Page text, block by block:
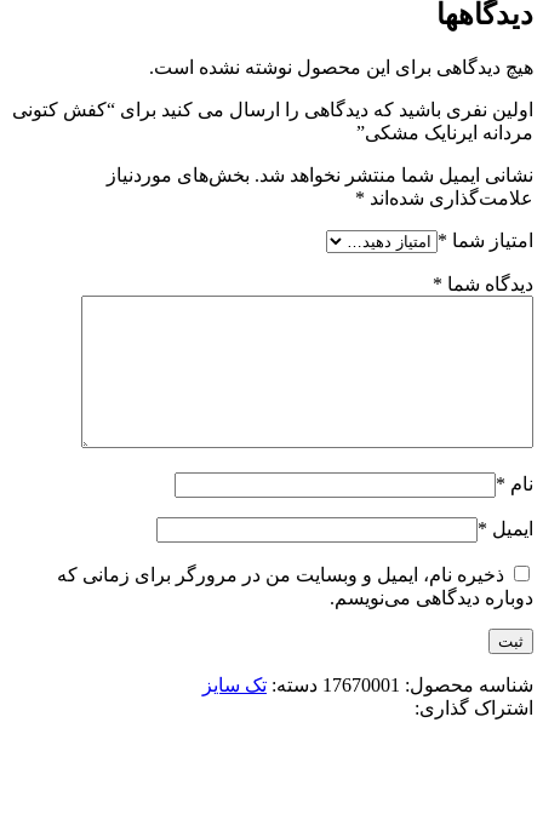
دیدگاهها
هیچ دیدگاهی برای این محصول نوشته نشده است.
اولین نفری باشید که دیدگاهی را ارسال می کنید برای “کفش کتونی
مردانه ایرنایک مشکی”
نشانی ایمیل شما منتشر نخواهد شد. بخش‌های موردنیاز
علامت‌گذاری شده‌اند *
امتیاز شما *
دیدگاه شما *
نام *
ایمیل *
ذخیره نام، ایمیل و وبسایت من در مرورگر برای زمانی که
دوباره دیدگاهی می‌نویسم.
شناسه محصول: 17670001 دسته: تک سایز
اشتراک گذاری: